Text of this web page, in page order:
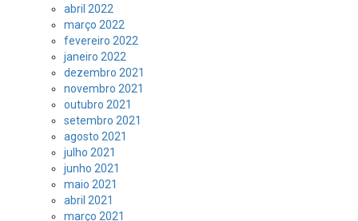
abril 2022
março 2022
fevereiro 2022
janeiro 2022
dezembro 2021
novembro 2021
outubro 2021
setembro 2021
agosto 2021
julho 2021
junho 2021
maio 2021
abril 2021
março 2021